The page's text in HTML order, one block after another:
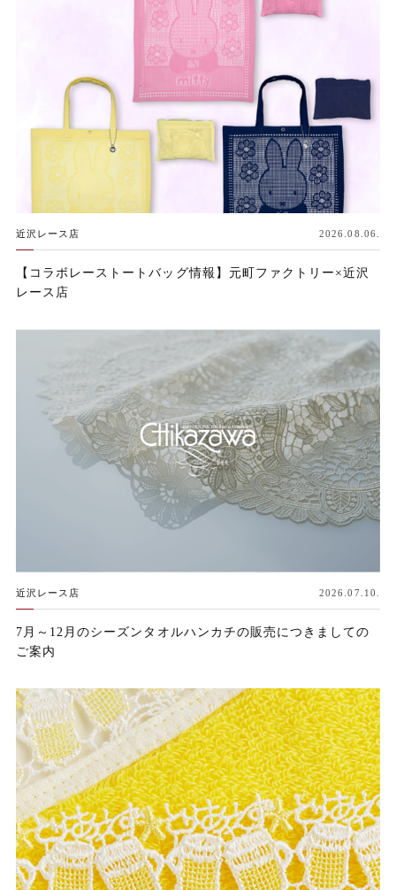
近沢レース店 2026.08.06.
【コラボレーストートバッグ情報】元町ファクトリー×近沢
レース店
近沢レース店 2026.07.10.
7月～12月のシーズンタオルハンカチの販売につきましての
ご案内